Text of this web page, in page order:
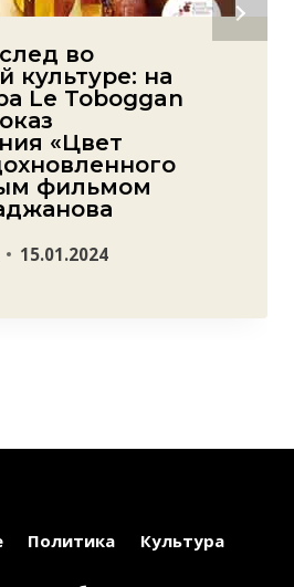
во
культуре: на
Le Toboggan
«Цвет
фильмом
15.01.2024
Политика Культура